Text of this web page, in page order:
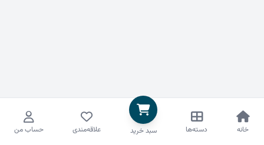
خانه دسته‌ها سبد خرید علاقه‌مندی حساب من